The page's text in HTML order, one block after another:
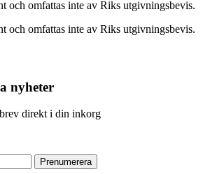
och omfattas inte av Riks utgivningsbevis.
och omfattas inte av Riks utgivningsbevis.
nyheter
direkt i din inkorg
Prenumerera